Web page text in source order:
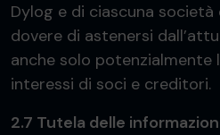
Dylog e di ciascuna società
dovere di astenersi
anche solo potenzialmente
interessi di soci e creditori.
2.7 Tutela delle